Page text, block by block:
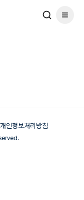
개인정보처리방침